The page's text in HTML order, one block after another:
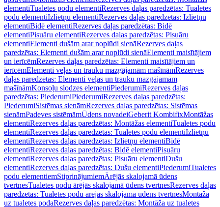
elementiTualetes podu elementiRezerves daļas paredzētas: Tualetes
podu elementiIzlietņu elementiRezerves daļas paredzētas: Izlietņu
elementiBidē elementiRezerves daļas paredzētas: Bidē
elementiPisuāru elementiRezerves daļas paredzētas: Pisuāru
elementiElementi dušām arar noplūdi sienāRezerves daļas
paredzētas: Elementi dušām arar noplūdi sienāElementi maisītājiem
un ierīcēmRezerves daļas paredzētas: Elementi maisītājiem un
ierīcēmElementi veļas un trauku mazgājamām mašīnāmRezerves
daļas paredzētas: Elementi veļas un trauku mazgājamām
mašīnāmKonsoļu slodzes elementiPiederumiRezerves daļas
paredzētas: PiederumiPiederumiRezerves daļas paredzētas:
PiederumiSistēmas sienāmRezerves daļas paredzētas: Sistēmas
sienāmPadeves sistēmāmŪdens novadeiGeberit KombifixMontāžas
elementiRezerves daļas paredzētas: Montāžas elementiTualetes podu
elementiRezerves daļas paredzētas: Tualetes podu elementiIzlietņu
elementiRezerves daļas paredzētas: Izlietņu elementiBidē
elementiRezerves daļas paredzētas: Bidē elementiPisuāru
elementiRezerves daļas paredzētas: Pisuāru elementiDušu
elementiRezerves daļas paredzētas: Dušu elementiPiederumiTualetes
podu elementiemStiprinājumiemĀrējās skalojamā ūdens
tvertnesTualetes podu ārējās skalojamā ūdens tvertnesRezerves daļas
paredzētas: Tualetes podu ārējās skalojamā ūdens tvertnesMontāža
uz tualetes podaRezerves daļas paredzētas: Montāža uz tualetes